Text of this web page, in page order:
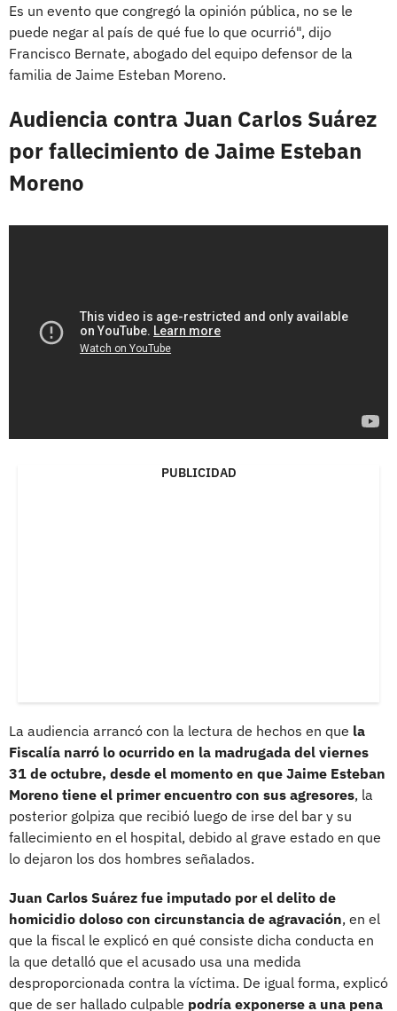
Es un evento que congregó la opinión pública, no se le
puede negar al país de qué fue lo que ocurrió", dijo
Francisco Bernate, abogado del equipo defensor de la
familia de Jaime Esteban Moreno.
Audiencia contra Juan Carlos Suárez
por fallecimiento de Jaime Esteban
Moreno
PUBLICIDAD
La audiencia arrancó con la lectura de hechos en que la
Fiscalía narró lo ocurrido en la madrugada del viernes
31 de octubre, desde el momento en que Jaime Esteban
Moreno tiene el primer encuentro con sus agresores, la
posterior golpiza que recibió luego de irse del bar y su
fallecimiento en el hospital, debido al grave estado en que
lo dejaron los dos hombres señalados.
Juan Carlos Suárez fue imputado por el delito de
homicidio doloso con circunstancia de agravación, en el
que la fiscal le explicó en qué consiste dicha conducta en
la que detalló que el acusado usa una medida
desproporcionada contra la víctima. De igual forma, explicó
que de ser hallado culpable podría exponerse a una pena